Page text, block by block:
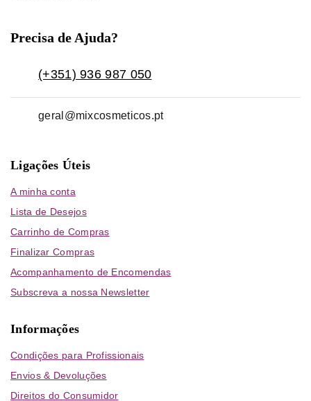
Precisa de Ajuda?
(+351) 936 987 050
geral@mixcosmeticos.pt
Ligações Úteis
A minha conta
Lista de Desejos
Carrinho de Compras
Finalizar Compras
Acompanhamento de Encomendas
Subscreva a nossa Newsletter
Informações
Condições para Profissionais
Envios & Devoluções
Direitos do Consumidor